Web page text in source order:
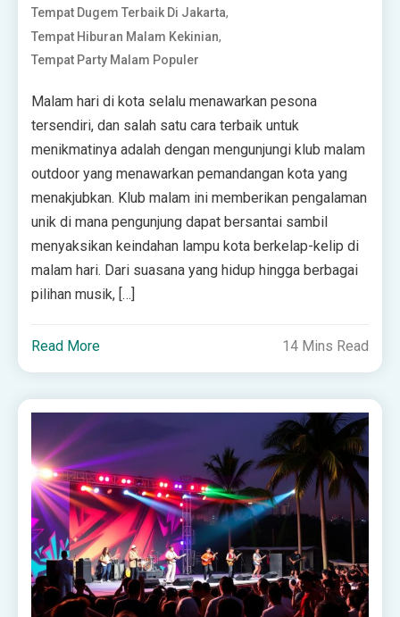
Tempat Dugem Terbaik Di Jakarta,
Tempat Hiburan Malam Kekinian,
Tempat Party Malam Populer
Malam hari di kota selalu menawarkan pesona
tersendiri, dan salah satu cara terbaik untuk
menikmatinya adalah dengan mengunjungi klub malam
outdoor yang menawarkan pemandangan kota yang
menakjubkan. Klub malam ini memberikan pengalaman
unik di mana pengunjung dapat bersantai sambil
menyaksikan keindahan lampu kota berkelap-kelip di
malam hari. Dari suasana yang hidup hingga berbagai
pilihan musik, […]
Read More 14 Mins Read